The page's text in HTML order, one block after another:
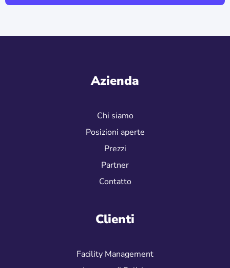
Crea un account ora
Chi siamo
Posizioni aperte
Prezzi
Partner